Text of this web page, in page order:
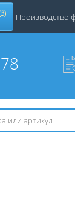
Производство